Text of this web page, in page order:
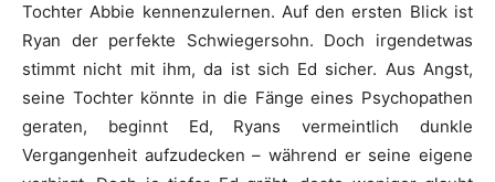
Tochter Abbie kennenzulernen. Auf den ersten Blick ist
Ryan der perfekte Schwiegersohn. Doch irgendetwas
stimmt nicht mit ihm, da ist sich Ed sicher. Aus Angst,
seine Tochter könnte in die Fänge eines Psychopathen
geraten, beginnt Ed, Ryans vermeintlich dunkle
Vergangenheit aufzudecken – während er seine eigene